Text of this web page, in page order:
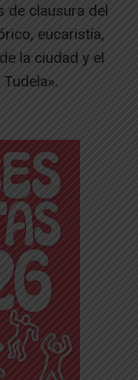
de clausura del
eucaristía,
la ciudad y el